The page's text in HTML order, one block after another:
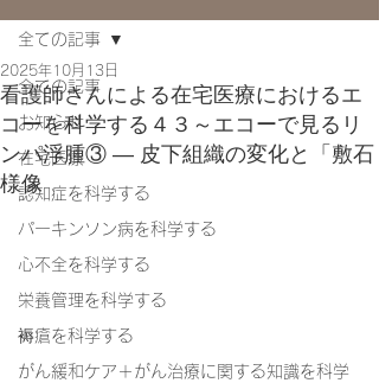
全ての記事
お知らせ
在宅医療
認知症を科学する
パーキンソン病を科学する
心不全を科学する
栄養管理を科学する
褥瘡を科学する
がん緩和ケア＋がん治療に関する知識を科学
全ての記事
看護師さんによる在宅医療におけるエ
コーを科学する４３～エコーで見るリ
ンパ浮腫③ ― 皮下組織の変化と「敷石
様像
2025年10月13日